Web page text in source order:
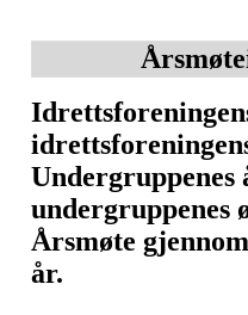
Undergruppenes
undergruppenes
Årsmøte
år.